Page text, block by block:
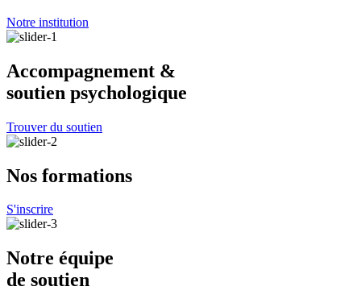
Notre institution
Accompagnement &
soutien psychologique
Trouver du soutien
Nos formations
S'inscrire
Notre équipe
de soutien